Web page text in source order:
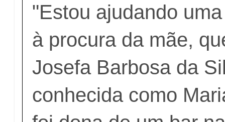
"Estou ajudando
à procura da mãe,
Josefa Barbosa da
conhecida como